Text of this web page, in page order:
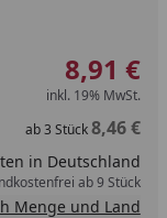
eins erhöhen
8,91 €
inkl. 19% MwSt.
ab3 Stück8,46 €
in Deutschland
ab 9 Stück
Menge und Land